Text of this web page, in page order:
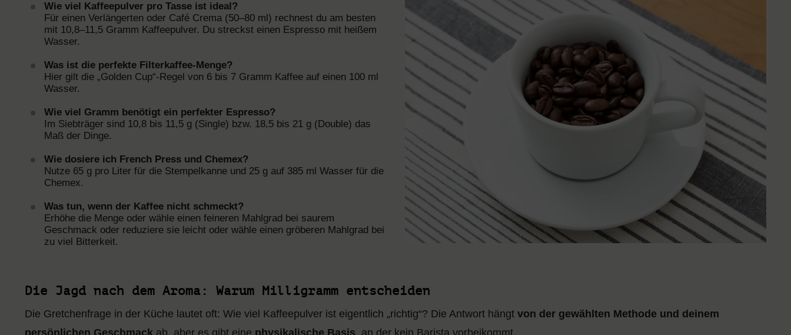
Wie viel Kaffeepulver pro Tasse ist ideal?
Für einen Verlängerten oder Café Crema (50–80 ml) rechnest du am besten
mit 10,8–11,5 Gramm Kaffeepulver. Du streckst einen Espresso mit heißem
Wasser.
Was ist die perfekte Filterkaffee-Menge?
Hier gilt die „Golden Cup“-Regel von 6 bis 7 Gramm Kaffee auf einen 100 ml
Wasser.
Wie viel Gramm benötigt ein perfekter Espresso?
Im Siebträger sind 10,8 bis 11,5 g (Single) bzw. 18,5 bis 21 g (Double) das
Maß der Dinge.
Wie dosiere ich French Press und Chemex?
Nutze 65 g pro Liter für die Stempelkanne und 25 g auf 385 ml Wasser für die
Chemex.
Was tun, wenn der Kaffee nicht schmeckt?
Erhöhe die Menge oder wähle einen feineren Mahlgrad bei saurem
Geschmack oder reduziere sie leicht oder wähle einen gröberen Mahlgrad bei
zu viel Bitterkeit.
Die Jagd nach dem Aroma: Warum Milligramm entscheiden
Die Gretchenfrage in der Küche lautet oft: Wie viel Kaffeepulver ist eigentlich „richtig“? Die Antwort hängt von der gewählten Methode und deinem
persönlichen Geschmack ab, aber es gibt eine physikalische Basis, an der kein Barista vorbeikommt.